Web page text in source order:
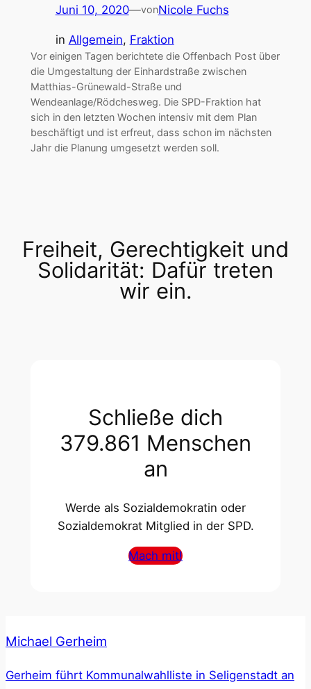
Juni 10, 2020—vonNicole Fuchs
in Allgemein, Fraktion
Vor einigen Tagen berichtete die Offenbach Post über
die Umgestaltung der Einhardstraße zwischen
Matthias-Grünewald-Straße und
Wendeanlage/Rödchesweg. Die SPD-Fraktion hat
sich in den letzten Wochen intensiv mit dem Plan
beschäftigt und ist erfreut, dass schon im nächsten
Jahr die Planung umgesetzt werden soll.
Freiheit, Gerechtigkeit und
Solidarität: Dafür treten
wir ein.
Schließe dich
379.861 Menschen
an
Werde als Sozialdemokratin oder
Sozialdemokrat Mitglied in der SPD.
Mach mit!
Michael Gerheim
Gerheim führt Kommunalwahlliste in Seligenstadt an